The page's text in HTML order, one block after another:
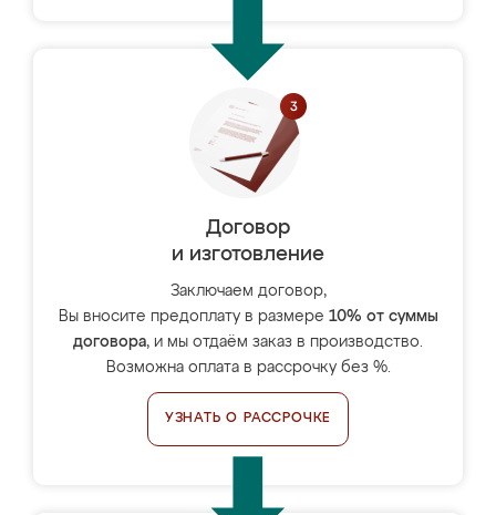
Договор
и изготовление
Заключаем договор,
Вы вносите предоплату в размере 10% от суммы
договора, и мы отдаём заказ в производство.
Возможна оплата в рассрочку без %.
УЗНАТЬ О РАССРОЧКЕ